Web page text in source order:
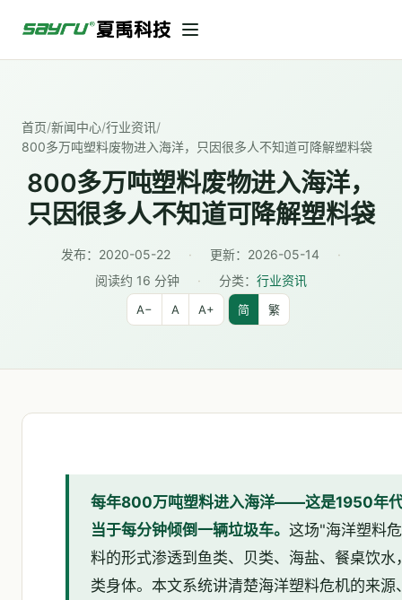
首页/新闻中心/行业资讯/
800多万吨塑料废物进入海洋，只因很多人不知道可降解塑料袋
800多万吨塑料废物进入海洋，
只因很多人不知道可降解塑料袋
发布： 2020-05-22 · 更新： 2026-05-14
·
阅读约 16 分钟
· 分类： 行业资讯
A− A A+ 简 繁
每年800万吨塑料进入海洋——这是1950年
当于每分钟倾倒一辆垃圾车。 这场"海洋塑料
料的形式渗透到鱼类、贝类、海盐、餐桌饮水
类身体。本文系统讲清楚海洋塑料危机的来源